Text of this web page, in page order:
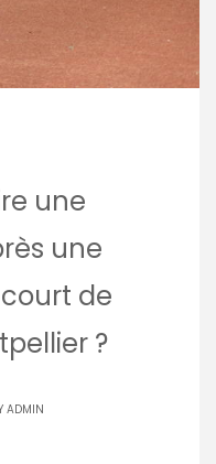
une
une
de
?
ADMIN